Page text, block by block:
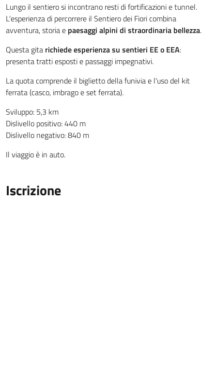
Lungo il sentiero si incontrano resti di fortificazioni e tunnel.
L'esperienza di percorrere il Sentiero dei Fiori combina
avventura, storia e paesaggi alpini di straordinaria bellezza.
Questa gita richiede esperienza su sentieri EE o EEA:
presenta tratti esposti e passaggi impegnativi.
La quota comprende il biglietto della funivia e l'uso del kit
ferrata (casco, imbrago e set ferrata).
Sviluppo: 5,3 km
Dislivello positivo: 440 m
Dislivello negativo: 840 m
Il viaggio è in auto.
Iscrizione